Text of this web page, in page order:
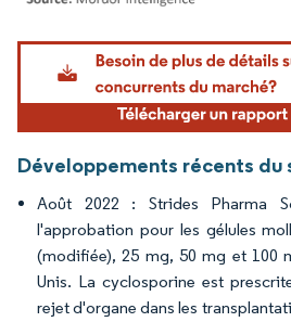
Image © Mordor Intelligence. La réutilisation
Développements récents du
Août 2022 : Strides Pharma
l'approbation pour les gélules
(modifiée), 25 mg, 50 mg et 100
Unis. La cyclosporine est
rejet d'organe dans les